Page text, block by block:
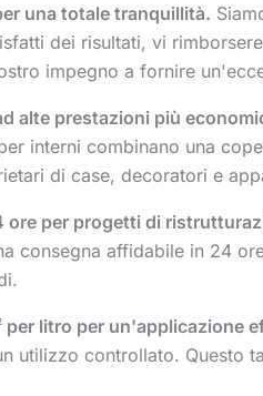
una totale tranquillità.
dei risultati, vi
impegno a fornire
alte prestazioni più
interni combinano una
di case, decoratori e
ore per progetti di
consegna affidabile in 24
per litro per un'applicazione
utilizzo controllato. Questo